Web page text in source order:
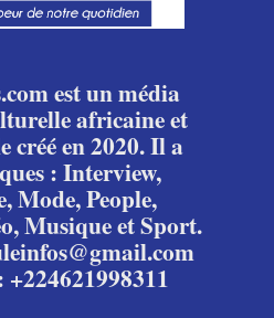
est un média
africaine et
créé en 2020. Il a
: Interview,
Mode, People,
Musique et Sport.